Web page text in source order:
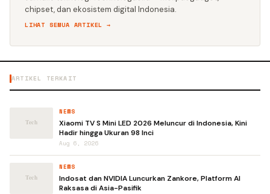
chipset, dan ekosistem digital Indonesia.
LIHAT SEMUA ARTIKEL →
ARTIKEL TERKAIT
NEWS
Xiaomi TV S Mini LED 2026 Meluncur di Indonesia, Kini
Hadir hingga Ukuran 98 Inci
Aug 6, 2026
NEWS
Indosat dan NVIDIA Luncurkan Zankore, Platform AI
Raksasa di Asia-Pasifik